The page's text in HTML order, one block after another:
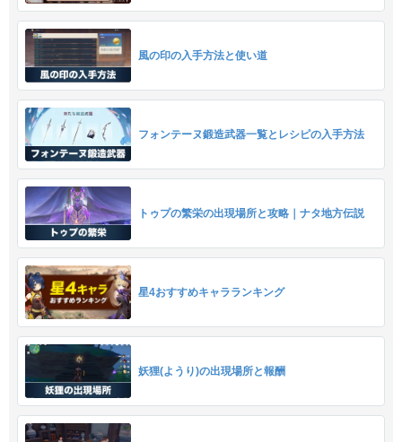
風の印の入手方法と使い道
フォンテーヌ鍛造武器一覧とレシピの入手方法
トゥプの繁栄の出現場所と攻略｜ナタ地方伝説
星4おすすめキャラランキング
妖狸(ようり)の出現場所と報酬